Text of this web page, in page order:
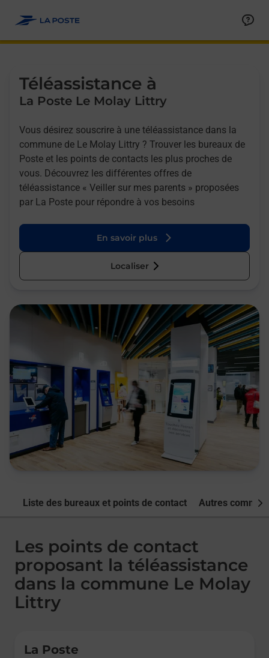
Téléassistance à
La Poste Le Molay Littry
Vous désirez souscrire à une téléassistance dans la
commune de Le Molay Littry ? Trouver les bureaux de
Poste et les points de contacts les plus proches de
vous. Découvrez les différentes offres de
téléassistance « Veiller sur mes parents » proposées
par La Poste pour répondre à vos besoins
En savoir plus
Localiser
Liste des bureaux et points de contact Autres
Les points de contact
proposant la téléassistance
dans la commune Le Molay
Littry
La Poste